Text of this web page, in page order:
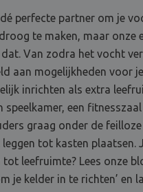
perfecte partner om je
te maken, maar onze
Van zodra het vocht
aan mogelijkheden voor
inrichten als extra
speelkamer, een
graag onder de
tot kasten plaatsen.
leefruimte? Lees onze
je kelder in te richten’ en